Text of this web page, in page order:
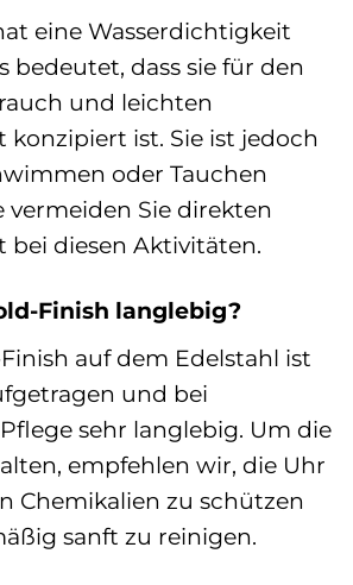
eine Wasserdichtigkeit
bedeutet, dass sie für den
und leichten
konzipiert ist. Sie ist jedoch
oder Tauchen
vermeiden Sie direkten
bei diesen Aktivitäten.
Finish langlebig?
auf dem Edelstahl ist
und bei
sehr langlebig. Um die
empfehlen wir, die Uhr
Chemikalien zu schützen
sanft zu reinigen.